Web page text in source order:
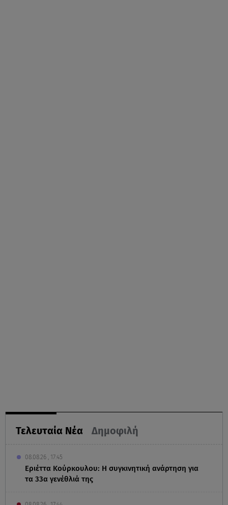
Τελευταία Νέα Δημοφιλή
08.08.26 , 17:45
Εριέττα Κούρκουλου: Η συγκινητική ανάρτηση για
τα 33α γενέθλιά της